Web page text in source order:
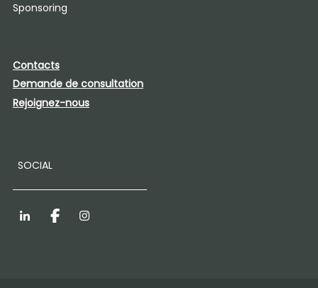
Sponsoring
Contacts
Demande de consultation
Rejoignez-nous
SOCIAL
LinkedInFacebookInstagram